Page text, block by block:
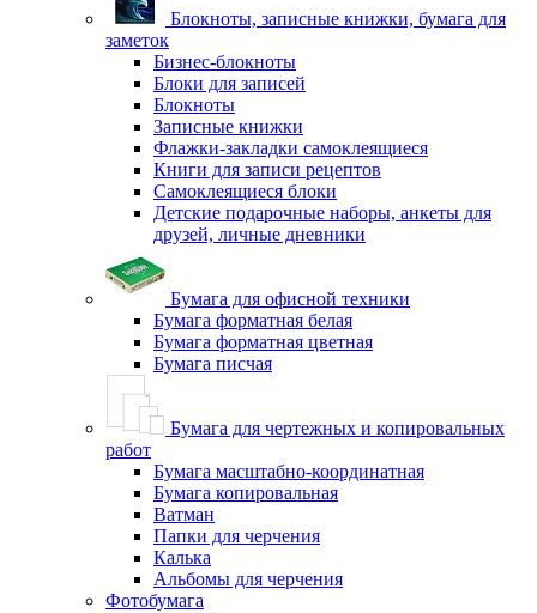
Блокноты, записные книжки, бумага для
заметок
Бизнес-блокноты
Блоки для записей
Блокноты
Записные книжки
Флажки-закладки самоклеящиеся
Книги для записи рецептов
Самоклеящиеся блоки
Детские подарочные наборы, анкеты для
друзей, личные дневники
Бумага для офисной техники
Бумага форматная белая
Бумага форматная цветная
Бумага писчая
Бумага для чертежных и копировальных
работ
Бумага масштабно-координатная
Бумага копировальная
Ватман
Папки для черчения
Калька
Альбомы для черчения
Фотобумага